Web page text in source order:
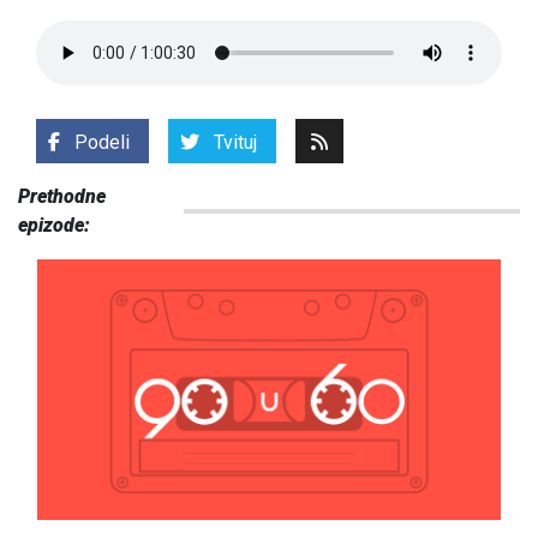
Podeli Tvituj
Prethodne
epizode: